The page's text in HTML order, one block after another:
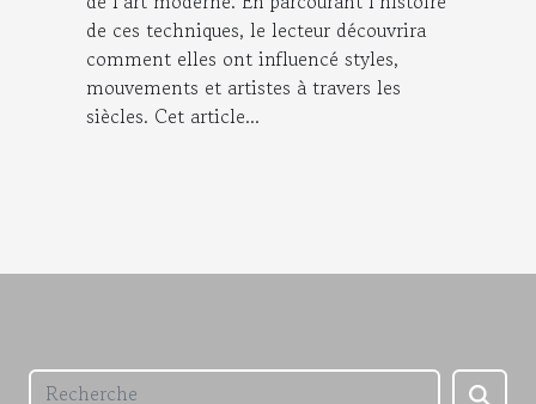
de ces techniques, le lecteur découvrira
comment elles ont influencé styles,
mouvements et artistes à travers les
siècles. Cet article...